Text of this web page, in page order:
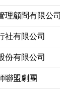
理顧問有限公司
社有限公司
份有限公司
聯盟劇團